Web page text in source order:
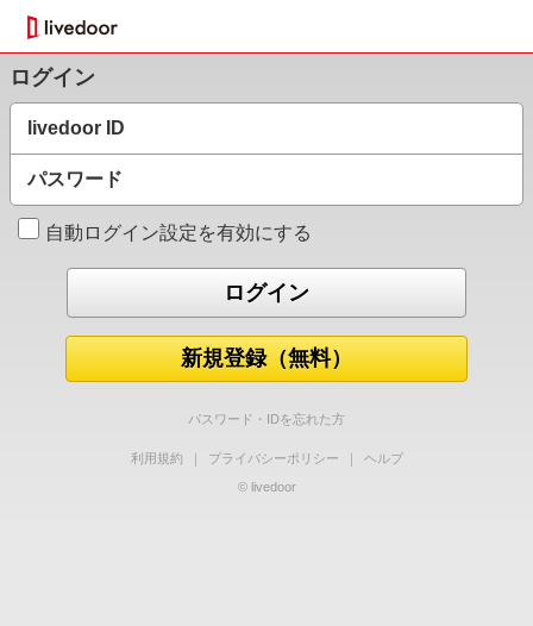
ログイン
livedoor ID
パスワード
自動ログイン設定を有効にする
新規登録（無料）
パスワード・IDを忘れた方
利用規約 ｜ プライバシーポリシー ｜
ヘルプ
© livedoor